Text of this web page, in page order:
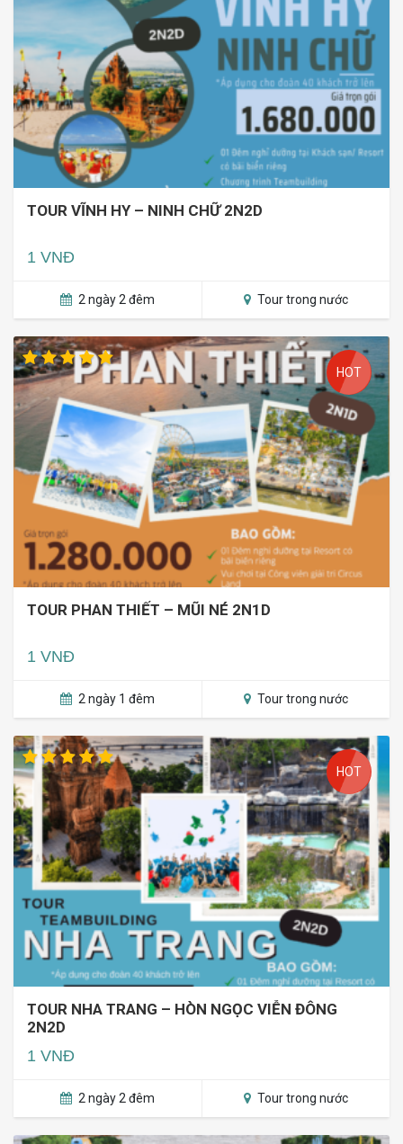
TOUR VĨNH HY – NINH CHỮ 2N2D
1 VNĐ
2 ngày 2 đêm Tour trong nước
HOT
TOUR PHAN THIẾT – MŨI NÉ 2N1D
1 VNĐ
2 ngày 1 đêm Tour trong nước
HOT
TOUR NHA TRANG – HÒN NGỌC VIỄN ĐÔNG
2N2D
1 VNĐ
2 ngày 2 đêm Tour trong nước